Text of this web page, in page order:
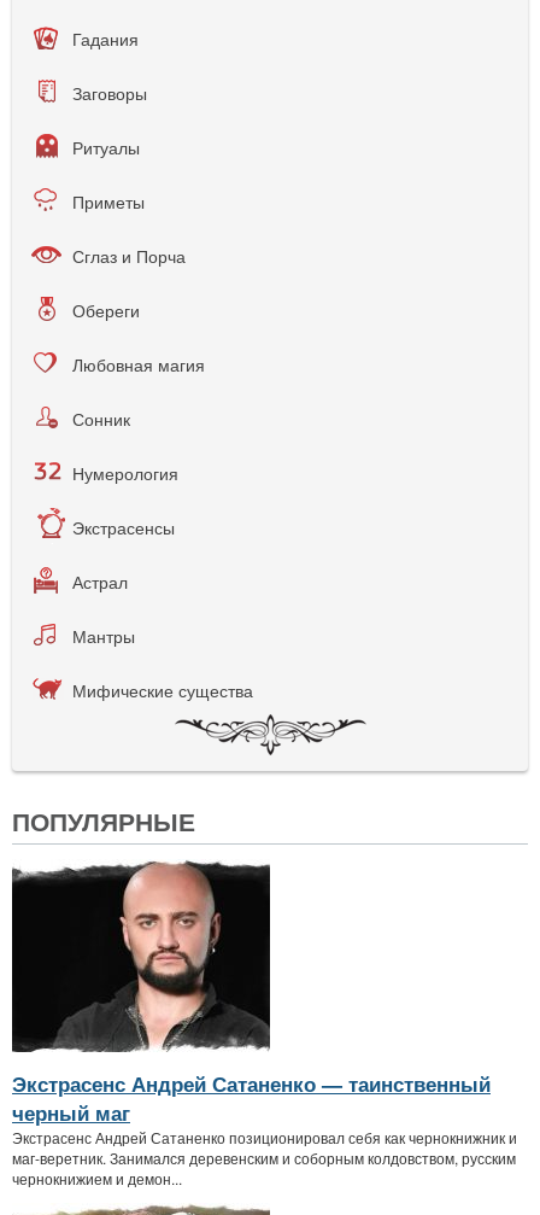
Гадания
Заговоры
Ритуалы
Приметы
Сглаз и Порча
Обереги
Любовная магия
Сонник
Нумерология
Экстрасенсы
Астрал
Мантры
Мифические существа
ПОПУЛЯРНЫЕ
Экстрасенс Андрей Сатаненко — таинственный
черный маг
Экстрасенс Андрей Сатаненко позиционировал себя как чернокнижник и
маг-веретник. Занимался деревенским и соборным колдовством, русским
чернокнижием и демон...